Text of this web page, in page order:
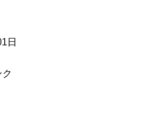
日